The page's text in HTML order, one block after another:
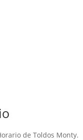
de Toldos Monty.